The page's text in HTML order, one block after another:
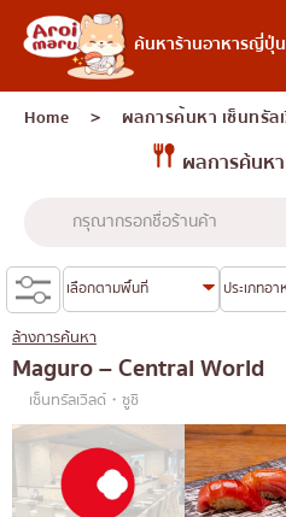
ค้นหาร้านอาหารญี่ปุ่น
อาหารญี่ปุ่น
ค้นหาร้านอาหาร
ค้นหาตามประเภทอาหาร
ซูชิ
ราเมง
อิซากายะ
ปิ้งย่างญี่ปุ่น/ยากินิกุ
คัตสึด้ง/ทงคัตสึ
ค้นหาตามพื้นที่
เจริญกรุง
ธนบุรี
สยาม
คอลัมน์ความรู้
บทความพิเศษ
Home ＞ ผลการค้นหา เซ็นทรัล
ผลการค้นหา
ล้างการค้นหา
Maguro – Central World
เซ็นทรัลเวิลด์・ซูชิ